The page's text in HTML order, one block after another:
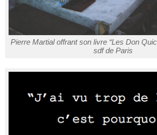
Pierre Martial offrant son livre “Les Don
sdf de Paris